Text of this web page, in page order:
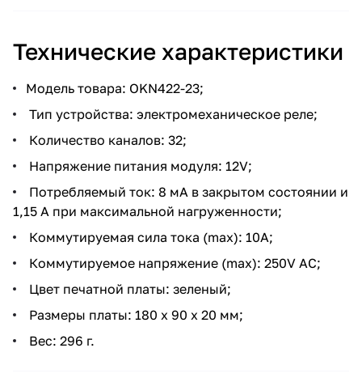
Технические характеристики
Модель товара: OKN422-23;
Тип устройства: электромеханическое реле;
Количество каналов: 32;
Напряжение питания модуля: 12V;
Потребляемый ток: 8 мА в закрытом состоянии и
1,15 А при максимальной нагруженности;
Коммутируемая сила тока (max): 10A;
Коммутируемое напряжение (max): 250V AC;
Цвет печатной платы: зеленый;
Размеры платы: 180 x 90 x 20 мм;
Вес: 296 г.